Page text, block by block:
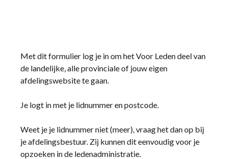
Met dit formulier log je in om het Voor Leden deel van
de landelijke, alle provinciale of jouw eigen
afdelingswebsite te gaan.
Je logt in met je lidnummer en postcode.
Weet je je lidnummer niet (meer), vraag het dan op bij
je afdelingsbestuur. Zij kunnen dit eenvoudig voor je
opzoeken in de ledenadministratie.